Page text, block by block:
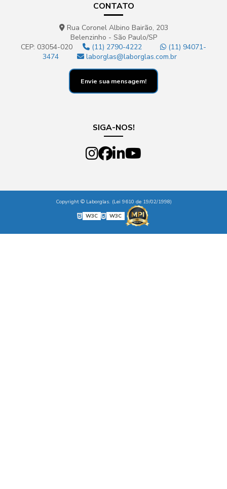
CONTATO
Rua Coronel Albino Bairão, 203
Belenzinho - São Paulo/SP
CEP: 03054-020
(11) 2790-4222
(11) 94071-
3474
laborglas@laborglas.com.br
Envie sua mensagem!
SIGA-NOS!
Copyright © Laborglas. (Lei 9610 de 19/02/1998)
W3C
W3C